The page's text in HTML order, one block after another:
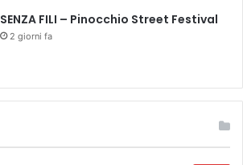
SENZA FILI – Pinocchio Street Festival
2 giorni fa